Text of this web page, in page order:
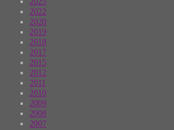
2022
2020
2019
2018
2017
2015
2012
2011
2010
2009
2008
2007